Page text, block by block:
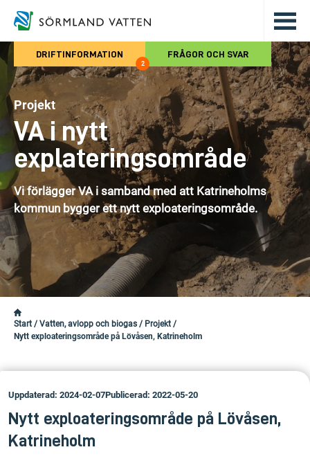
Hoppa till det huvudsakliga
DRIFTINFORMATION
2
FRÅGOR OCH SVAR
Projekt
VA i nytt
explateringsområde
Vi förlägger VA i samband med att Katrineholms
kommun bygger ett nytt exploateringsområde.
Start / Vatten, avlopp och biogas / Projekt /
Nytt exploateringsområde på Lövåsen, Katrineholm
Uppdaterad: 2024-02-07Publicerad: 2022-05-20
Nytt exploateringsområde på Lövåsen,
Katrineholm